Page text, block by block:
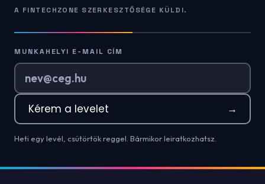
A FINTECHZONE SZERKESZTŐSÉGE KÜLDI.
MUNKAHELYI E-MAIL CÍM
Kérem a levelet →
Heti egy levél, csütörtök reggel. Bármikor leiratkozhatsz.